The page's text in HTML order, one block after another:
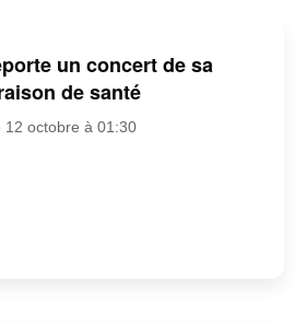
un concert de sa
de santé
12 octobre à 01:30